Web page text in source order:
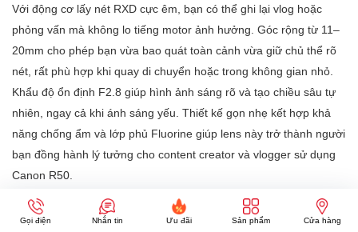
Với động cơ lấy nét RXD cực êm, bạn có thể ghi lại vlog hoặc
phỏng vấn mà không lo tiếng motor ảnh hưởng. Góc rộng từ 11–
20mm cho phép bạn vừa bao quát toàn cảnh vừa giữ chủ thể rõ
nét, rất phù hợp khi quay di chuyển hoặc trong không gian nhỏ.
Khẩu độ ổn định F2.8 giúp hình ảnh sáng rõ và tạo chiều sâu tự
nhiên, ngay cả khi ánh sáng yếu. Thiết kế gọn nhẹ kết hợp khả
năng chống ẩm và lớp phủ Fluorine giúp lens này trở thành người
bạn đồng hành lý tưởng cho content creator và vlogger sử dụng
Canon R50.
Gọi điện Nhắn tin Ưu đãi Sản phẩm Cửa hàng